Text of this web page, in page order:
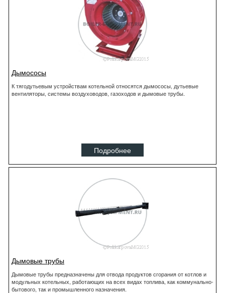
Дымососы
К тягодутьевым устройствам котельной относятся дымососы, дутьевые
вентиляторы, системы воздуховодов, газоходов и дымовые трубы.
Подробнее
Дымовые трубы
Дымовые трубы предназначены для отвода продуктов сгорания от котлов и
модульных котельных, работающих на всех видах топлива, как коммунально-
бытового, так и промышленного назначения.